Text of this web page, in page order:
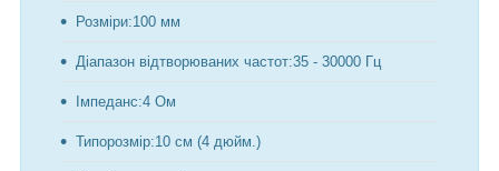
Розміри:100 мм
Діапазон відтворюваних частот:35 - 30000 Гц
Імпеданс:4 Ом
Типорозмір:10 см (4 дюйм.)